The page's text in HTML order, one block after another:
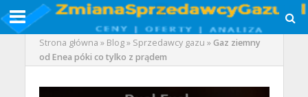
Strona główna » Blog» Sprzedawcy gazu »Gaz ziemny
od Enea póki co tylko z prądem